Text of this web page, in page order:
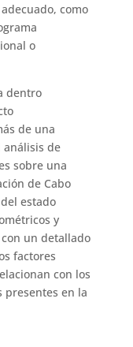
como
o
dentro
de una
análisis de
sobre una
de Cabo
estado
y
un detallado
factores
con los
presentes en la